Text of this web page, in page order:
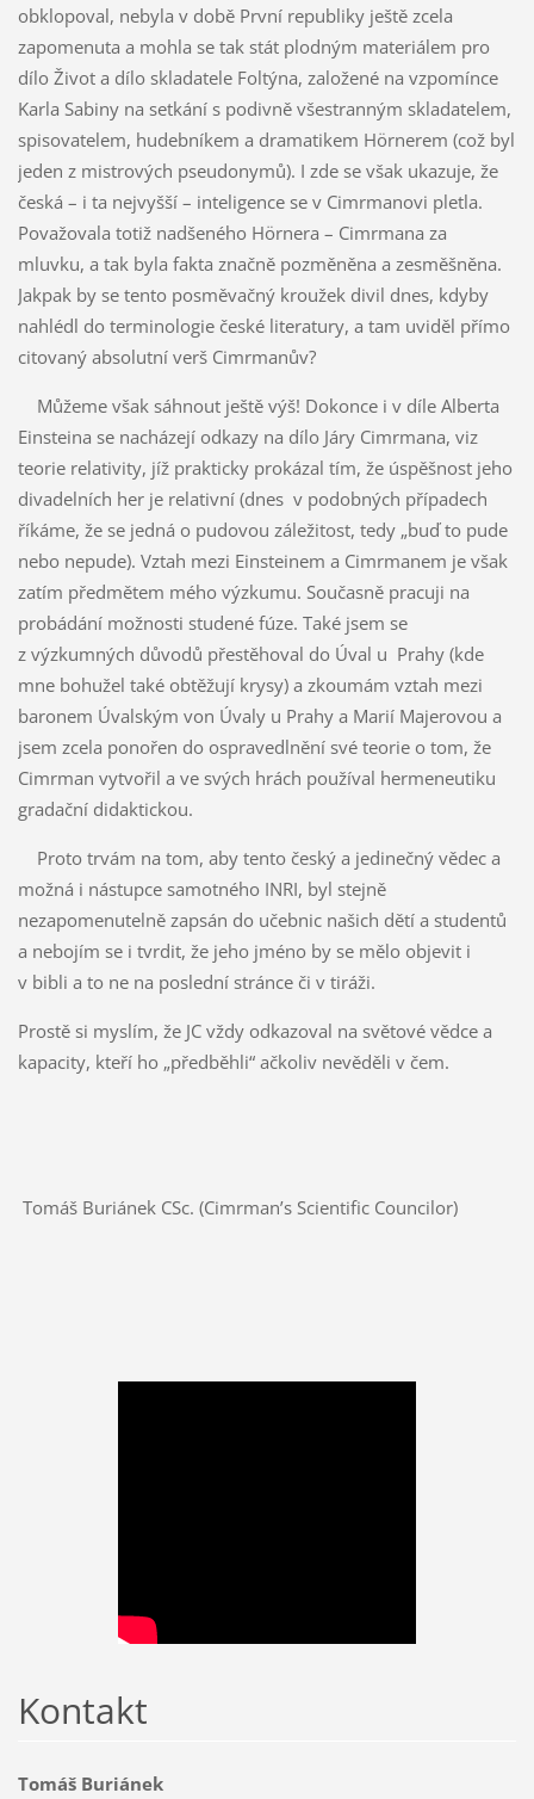
obklopoval, nebyla v době První republiky ještě zcela
zapomenuta a mohla se tak stát plodným materiálem pro
dílo Život a dílo skladatele Foltýna, založené na vzpomínce
Karla Sabiny na setkání s podivně všestranným skladatelem,
spisovatelem, hudebníkem a dramatikem Hörnerem (což byl
jeden z mistrových pseudonymů). I zde se však ukazuje, že
česká – i ta nejvyšší – inteligence se v Cimrmanovi pletla.
Považovala totiž nadšeného Hörnera – Cimrmana za
mluvku, a tak byla fakta značně pozměněna a zesměšněna.
Jakpak by se tento posměvačný kroužek divil dnes, kdyby
nahlédl do terminologie české literatury, a tam uviděl přímo
citovaný absolutní verš Cimrmanův?
Můžeme však sáhnout ještě výš! Dokonce i v díle Alberta
Einsteina se nacházejí odkazy na dílo Járy Cimrmana, viz
teorie relativity, jíž prakticky prokázal tím, že úspěšnost jeho
divadelních her je relativní (dnes v podobných případech
říkáme, že se jedná o pudovou záležitost, tedy „buď to pude
nebo nepude). Vztah mezi Einsteinem a Cimrmanem je však
zatím předmětem mého výzkumu. Současně pracuji na
probádání možnosti studené fúze. Také jsem se
z výzkumných důvodů přestěhoval do Úval u Prahy (kde
mne bohužel také obtěžují krysy) a zkoumám vztah mezi
baronem Úvalským von Úvaly u Prahy a Marií Majerovou a
jsem zcela ponořen do ospravedlnění své teorie o tom, že
Cimrman vytvořil a ve svých hrách používal hermeneutiku
gradační didaktickou.
Proto trvám na tom, aby tento český a jedinečný vědec a
možná i nástupce samotného INRI, byl stejně
nezapomenutelně zapsán do učebnic našich dětí a studentů
a nebojím se i tvrdit, že jeho jméno by se mělo objevit i
v bibli a to ne na poslední stránce či v tiráži.
Prostě si myslím, že JC vždy odkazoval na světové vědce a
kapacity, kteří ho „předběhli“ ačkoliv nevěděli v čem.
Tomáš Buriánek CSc. (Cimrman’s Scientific Councilor)
Kontakt
Tomáš Buriánek